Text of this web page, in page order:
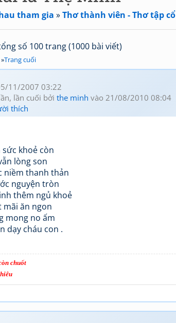
tham gia »Thơ thành viên - Thơ tập cổ
số 100 trang (1000 bài viết)
»Trang cuối
11/2007 03:22
lần cuối bởi the minh vào 21/08/2010 08:04
thích
khoẻ còn
lòng son
niềm thanh thản
nguyện tròn
thêm ngủ khoẻ
mãi ăn ngon
mong no ấm
dạy cháu con .
chuốt